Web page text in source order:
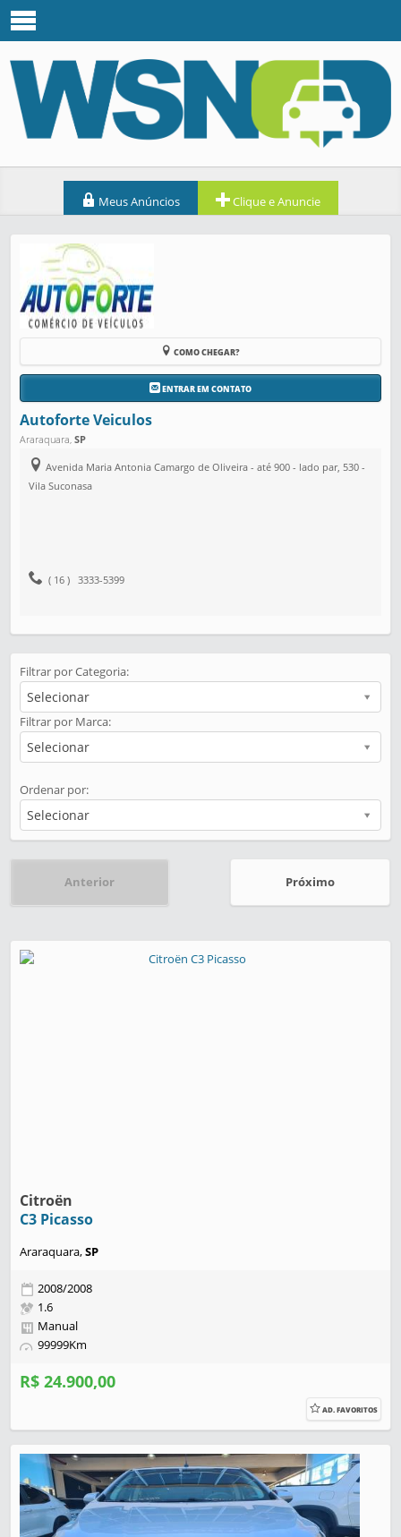
Meus Anúncios Clique e Anuncie
COMO CHEGAR?
ENTRAR EM CONTATO
Autoforte Veiculos
Araraquara,SP
Avenida Maria Antonia Camargo de Oliveira - até 900 - lado par, 530 -
Vila Suconasa
( 16 ) 3333-5399
Filtrar por Categoria:
Selecionar
Filtrar por Marca:
Selecionar
Ordenar por:
Selecionar
Anterior Próximo
Citroën
C3 Picasso
Araraquara,SP
2008/2008
1.6
Manual
99999Km
R$ 24.900,00
AD. FAVORITOS